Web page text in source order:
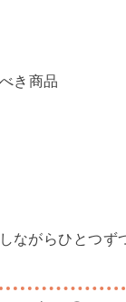
き商品
ながらひとつず